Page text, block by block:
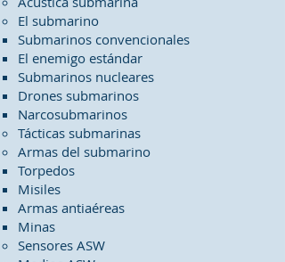
El submarino
Submarinos convencionales
El enemigo estándar
Submarinos nucleares
Drones submarinos
Narcosubmarinos
Tácticas submarinas
Armas del submarino
Torpedos
Misiles
Armas antiaéreas
Minas
Sensores ASW